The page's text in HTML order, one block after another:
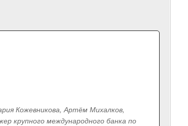
Кожевникова, Артём Михалков,
крупного международного банка по